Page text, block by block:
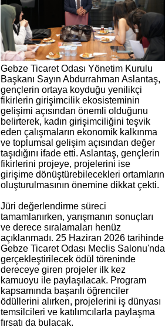
Gebze Ticaret Odası Yönetim Kurulu
Başkanı Sayın Abdurrahman Aslantaş,
gençlerin ortaya koyduğu yenilikçi
fikirlerin girişimcilik ekosisteminin
gelişimi açısından önemli olduğunu
belirterek, kadın girişimciliğini teşvik
eden çalışmaların ekonomik kalkınma
ve toplumsal gelişim açısından değer
taşıdığını ifade etti. Aslantaş, gençlerin
fikirlerini projeye, projelerini ise
girişime dönüştürebilecekleri ortamların
oluşturulmasının önemine dikkat çekti.
Jüri değerlendirme süreci
tamamlanırken, yarışmanın sonuçları
ve derece sıralamaları henüz
açıklanmadı. 25 Haziran 2026 tarihinde
Gebze Ticaret Odası Meclis Salonu'nda
gerçekleştirilecek ödül töreninde
dereceye giren projeler ilk kez
kamuoyu ile paylaşılacak. Program
kapsamında başarılı öğrenciler
ödüllerini alırken, projelerini iş dünyası
temsilcileri ve katılımcılarla paylaşma
fırsatı da bulacak.